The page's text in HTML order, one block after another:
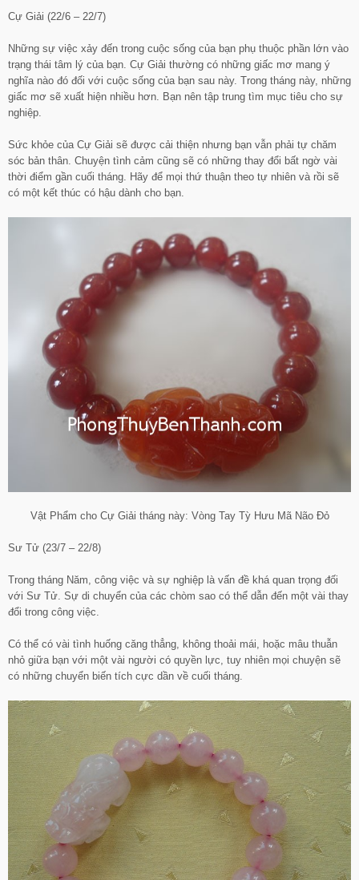
Cự Giải (22/6 – 22/7)
Những sự việc xảy đến trong cuộc sống của bạn phụ thuộc phần lớn vào
trạng thái tâm lý của bạn. Cự Giải thường có những giấc mơ mang ý
nghĩa nào đó đối với cuộc sống của bạn sau này. Trong tháng này, những
giấc mơ sẽ xuất hiện nhiều hơn. Bạn nên tập trung tìm mục tiêu cho sự
nghiệp.
Sức khỏe của Cự Giải sẽ được cải thiện nhưng bạn vẫn phải tự chăm
sóc bản thân. Chuyện tình cảm cũng sẽ có những thay đổi bất ngờ vài
thời điểm gần cuối tháng. Hãy để mọi thứ thuận theo tự nhiên và rồi sẽ
có một kết thúc có hậu dành cho bạn.
Vật Phẩm cho Cự Giải tháng này: Vòng Tay Tỳ Hưu Mã Não Đỏ
Sư Tử (23/7 – 22/8)
Trong tháng Năm, công việc và sự nghiệp là vấn đề khá quan trọng đối
với Sư Tử. Sự di chuyển của các chòm sao có thể dẫn đến một vài thay
đổi trong công việc.
Có thể có vài tình huống căng thẳng, không thoải mái, hoặc mâu thuẫn
nhỏ giữa bạn với một vài người có quyền lực, tuy nhiên mọi chuyện sẽ
có những chuyển biến tích cực dần về cuối tháng.